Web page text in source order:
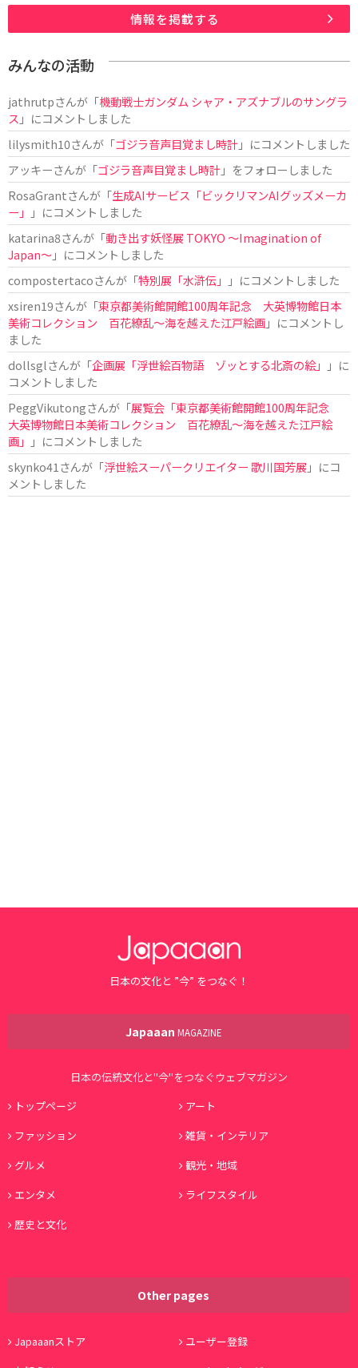
情報を掲載する
みんなの活動
jathrutpさんが「機動戦士ガンダム シャア・アズナブルのサングラ
ス 」にコメントしました
lilysmith10さんが「ゴジラ音声目覚まし時計」にコメントしました
アッキーさんが「ゴジラ音声目覚まし時計」をフォローしました
RosaGrantさんが「生成AIサービス「ビックリマンAIグッズメーカ
ー」
」にコメントしました
katarina8さんが「動き出す妖怪展 TOKYO 〜Imagination of
Japan〜」にコメントしました
compostertacoさんが「特別展「水滸伝」
」にコメントしました
xsiren19さんが「東京都美術館開館100周年記念 大英博物館日本
美術コレクション 百花繚乱～海を越えた江戸絵画」にコメントし
ました
dollsglさんが「企画展「浮世絵百物語 ゾッとする北斎の絵」
」に
コメントしました
PeggVikutongさんが「展覧会「東京都美術館開館100周年記念
大英博物館日本美術コレクション 百花繚乱〜海を越えた江戸絵
画」
」にコメントしました
skynko41 さんが「浮世絵スーパークリエイター 歌川国芳展 」にコ
メントしました
日本の文化と ”今” をつなぐ！
Japaaan MAGAZINE
日本の伝統文化と"今"をつなぐウェブマガジン
トップページ
アート
ファッション
雑貨・インテリア
グルメ
観光・地域
エンタメ
ライフスタイル
歴史と文化
Other pages
Japaaanストア
ユーザー登録